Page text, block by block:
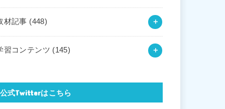
材記事 (448)
習コンテンツ (145)
公式Twitterはこちら